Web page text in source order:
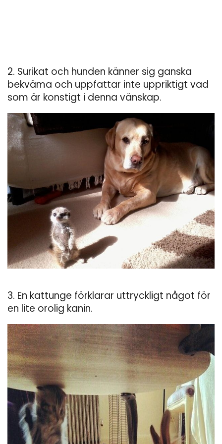
2. Surikat och hunden känner sig ganska
bekväma och uppfattar inte uppriktigt vad
som är konstigt i denna vänskap.
3. En kattunge förklarar uttryckligt något för
en lite orolig kanin.